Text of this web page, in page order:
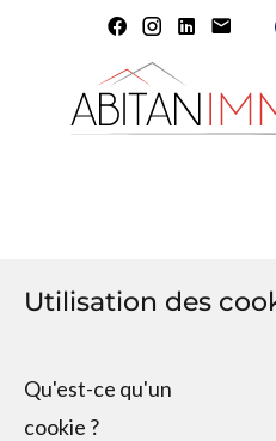
Utilisation des
Qu'est-ce qu'un
cookie ?